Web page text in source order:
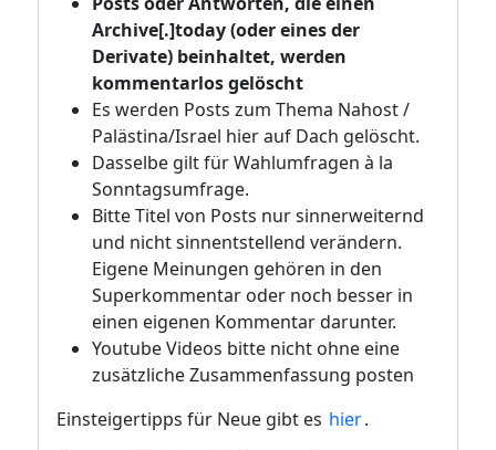
Archive[.]today (oder eines der
Derivate) beinhaltet, werden
kommentarlos gelöscht
Es werden Posts zum Thema Nahost /
Palästina/Israel hier auf Dach gelöscht.
Dasselbe gilt für Wahlumfragen à la
Sonntagsumfrage.
Bitte Titel von Posts nur sinnerweiternd
und nicht sinnentstellend verändern.
Eigene Meinungen gehören in den
Superkommentar oder noch besser in
einen eigenen Kommentar darunter.
Youtube Videos bitte nicht ohne eine
zusätzliche Zusammenfassung posten
Einsteigertipps für Neue gibt es hier.